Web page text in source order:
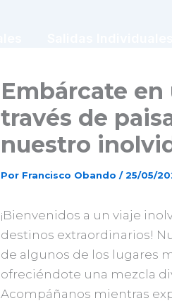
Embárcate
través de
nuestro
Por Francisco Obando /25/05/
¡Bienvenidos a un viaje
destinos extraordinarios!
de algunos de los lugares
ofreciéndote una mezcla
Acompáñanos mientras